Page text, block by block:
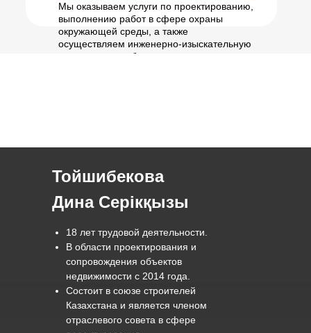
Мы оказываем услуги по проектированию,
выполнению работ в сфере охраны
окружающей среды, а также
осуществляем инженерно-изыскательную
деятельность, обеспечивая точность,
Тойшибекова
Дина Серікқызы
18 лет трудовой деятельности.
В области проектирования и
сопровождения объектов
недвижимости с 2014 года.
Состоит в союзе строителей
Казахстана и является членом
отраслевого совета в сфере